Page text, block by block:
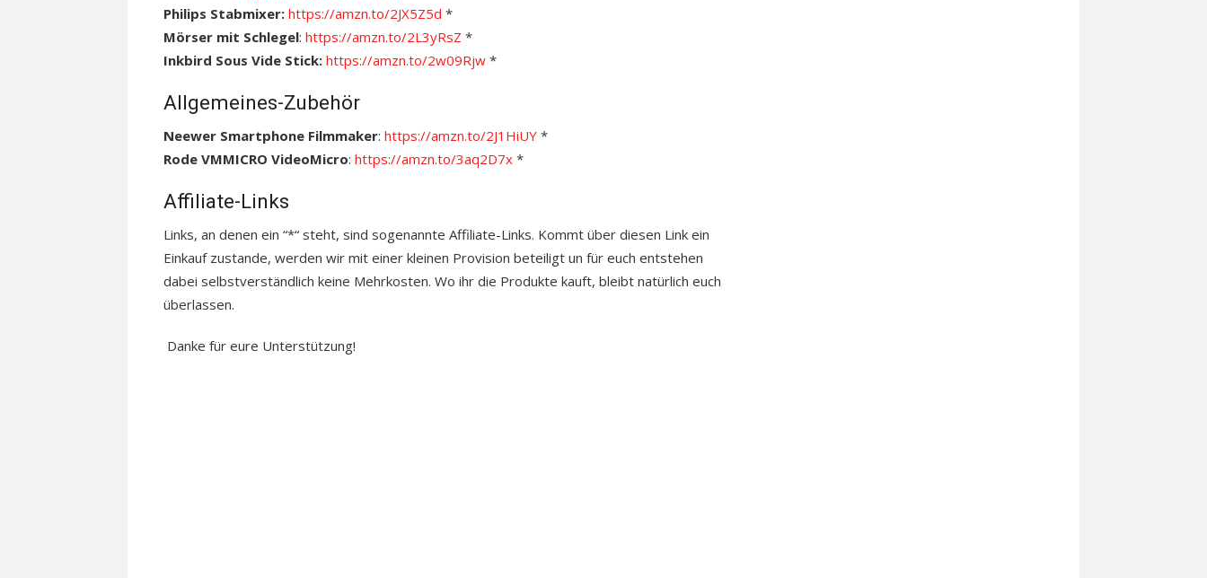
Philips Stabmixer: https://amzn.to/2JX5Z5d *
Mörser mit Schlegel: https://amzn.to/2L3yRsZ *
Inkbird Sous Vide Stick: https://amzn.to/2w09Rjw *
Allgemeines-Zubehör
Neewer Smartphone Filmmaker: https://amzn.to/2J1HiUY *
Rode VMMICRO VideoMicro: https://amzn.to/3aq2D7x *
Affiliate-Links
Links, an denen ein “*“ steht, sind sogenannte Affiliate-Links. Kommt über diesen Link ein
Einkauf zustande, werden wir mit einer kleinen Provision beteiligt un für euch entstehen
dabei selbstverständlich keine Mehrkosten. Wo ihr die Produkte kauft, bleibt natürlich euch
überlassen.
Danke für eure Unterstützung!